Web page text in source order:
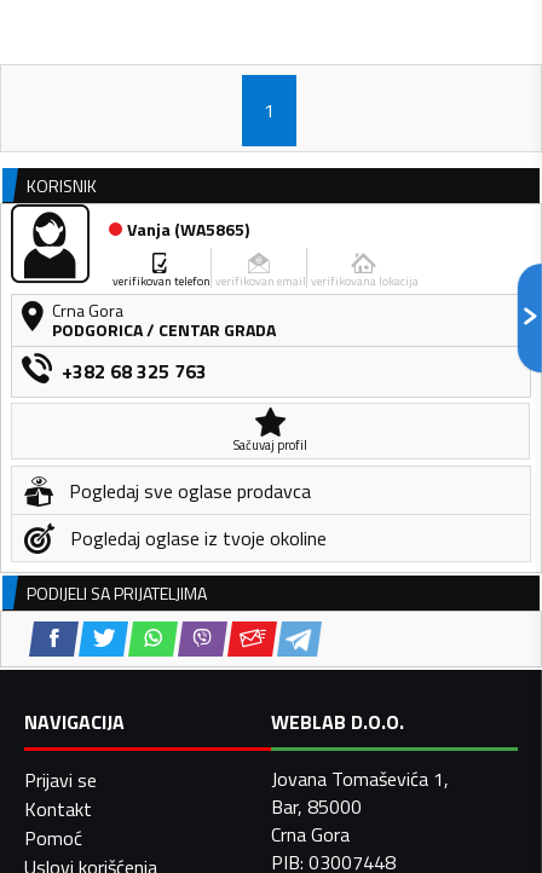
1
KORISNIK
Vanja(WA5865)
verifikovan telefon verifikovan email verifikovana lokacija
Crna Gora
PODGORICA/ CENTAR GRADA
+382 68 325 763
Sačuvaj profil
Pogledaj sve oglase prodavca
Pogledaj oglase iz tvoje okoline
PODIJELI SA PRIJATELJIMA
NAVIGACIJA
Prijavi se
Kontakt
Pomoć
WEBLAB D.O.O.
Jovana Tomaševića 1,
Bar, 85000
Crna Gora
PIB: 03007448